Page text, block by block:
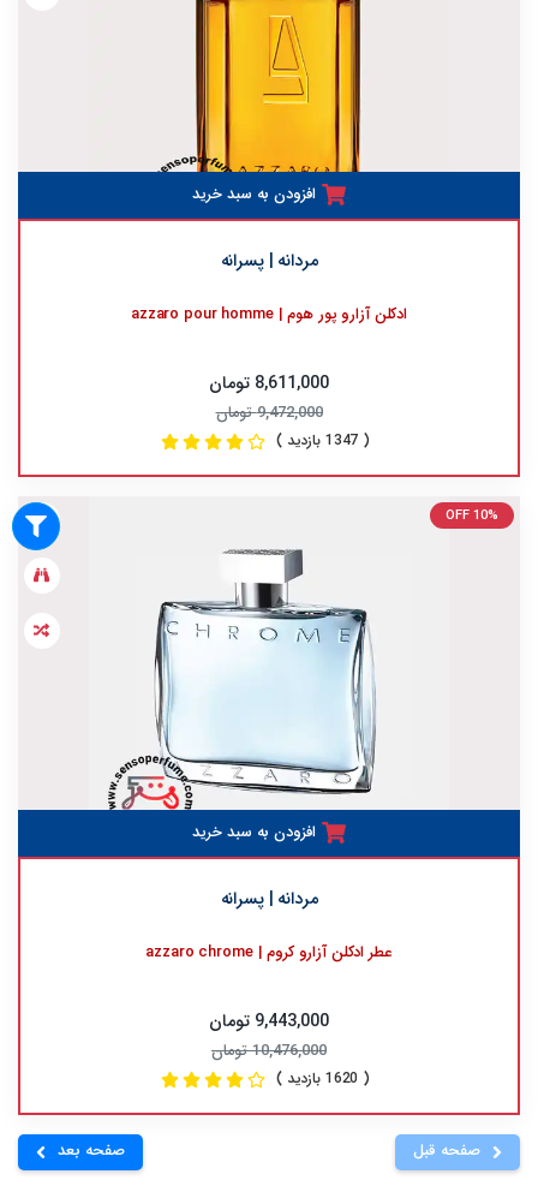
افزودن به سبد خرید
مردانه | پسرانه
ادکلن آزارو پور هوم | azzaro pour homme
8,611,000 تومان
9,472,000 تومان
( 1347 بازدید )
OFF 10%
افزودن به سبد خرید
مردانه | پسرانه
عطر ادکلن آزارو کروم | azzaro chrome
9,443,000 تومان
10,476,000 تومان
( 1620 بازدید )
صفحه قبل صفحه بعد